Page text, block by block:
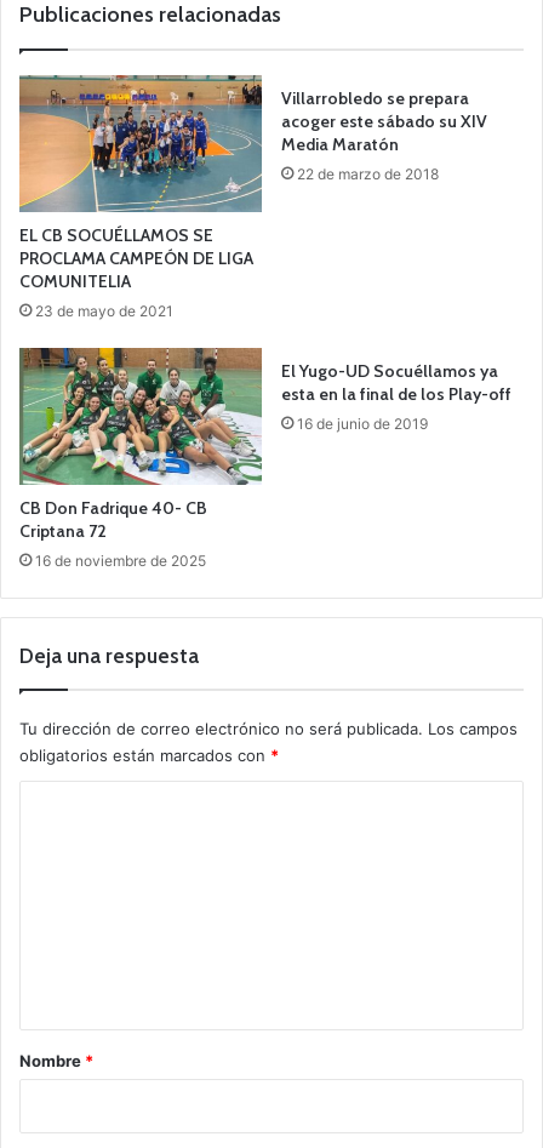
Publicaciones relacionadas
EL CB SOCUÉLLAMOS SE
PROCLAMA CAMPEÓN DE LIGA
COMUNITELIA
23 de mayo de 2021
Villarrobledo se prepara
acoger este sábado su XIV
Media Maratón
22 de marzo de 2018
CB Don Fadrique 40- CB
Criptana 72
16 de noviembre de 2025
El Yugo-UD Socuéllamos ya
esta en la final de los Play-off
16 de junio de 2019
Deja una respuesta
Tu dirección de correo electrónico no será publicada. Los campos
obligatorios están marcados con *
rNombre *